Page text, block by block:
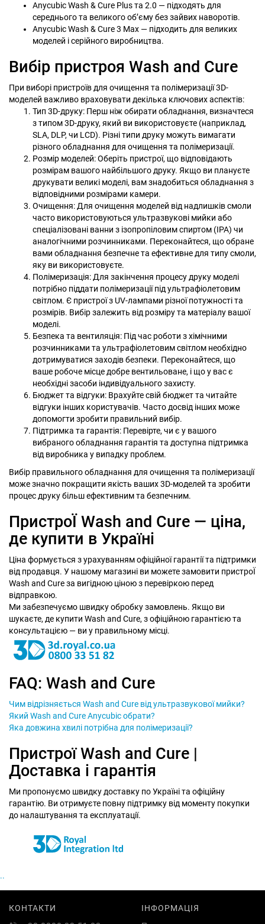
Anycubic Wash & Cure Plus та 2.0 — підходять для
середнього та великого об’єму без зайвих наворотів.
Anycubic Wash & Cure 3 Max — підходить для великих
моделей і серійного виробництва.
Вибір пристроя Wash and Cure
При виборі пристроїв для очищення та полімеризації 3D-
моделей важливо враховувати декілька ключових аспектів:
Тип 3D-друку: Перш ніж обирати обладнання, визначтеся
з типом 3D-друку, який ви використовуєте (наприклад,
SLA, DLP, чи LCD). Різні типи друку можуть вимагати
різного обладнання для очищення та полімеризації.
Розмір моделей: Оберіть пристрої, що відповідають
розмірам вашого найбільшого друку. Якщо ви плануєте
друкувати великі моделі, вам знадобиться обладнання з
відповідними розмірами камери.
Очищення: Для очищення моделей від надлишків смоли
часто використовуються ультразвукові мийки або
спеціалізовані ванни з ізопропіловим спиртом (IPA) чи
аналогічними розчинниками. Переконайтеся, що обране
вами обладнання безпечне та ефективне для типу смоли,
яку ви використовуєте.
Полімеризація: Для закінчення процесу друку моделі
потрібно піддати полімеризації під ультрафіолетовим
світлом. Є пристрої з UV-лампами різної потужності та
розмірів. Вибір залежить від розміру та матеріалу вашої
моделі.
Безпека та вентиляція: Під час роботи з хімічними
розчинниками та ультрафіолетовим світлом необхідно
дотримуватися заходів безпеки. Переконайтеся, що
ваше робоче місце добре вентильоване, і що у вас є
необхідні засоби індивідуального захисту.
Бюджет та відгуки: Врахуйте свій бюджет та читайте
відгуки інших користувачів. Часто досвід інших може
допомогти зробити правильний вибір.
Підтримка та гарантія: Перевірте, чи є у вашого
вибраного обладнання гарантія та доступна підтримка
від виробника у випадку проблем.
Вибір правильного обладнання для очищення та полімеризації
може значно покращити якість ваших 3D-моделей та зробити
процес друку більш ефективним та безпечним.
ПристроЇ Wash and Cure — ціна,
де купити в Україні
Ціна формується з урахуванням офіційної гарантії та підтримки
від продавця. У нашому магазині ви можете замовити пристроЇ
Wash and Cure за вигідною ціною з перевіркою перед
відправкою.
Ми забезпечуємо швидку обробку замовлень. Якщо ви
шукаєте, де купити Wash and Cure, з офіційною гарантією та
консультацією — ви у правильному місці.
FAQ: Wash and Cure
Чим відрізняється Wash and Cure від ультразвукової мийки?
Який Wash and Cure Anycubic обрати?
Яка довжина хвилі потрібна для полімеризації?
Пристрої Wash and Cure |
Доставка і гарантія
Ми пропонуємо швидку доставку по Україні та офіційну
гарантію. Ви отримуєте повну підтримку від моменту покупки
до налаштування та експлуатації.
..
КОНТАКТИ
ІНФОРМАЦІЯ